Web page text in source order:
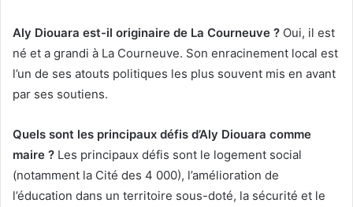
Aly Diouara est-il originaire de La Courneuve ? Oui, il est
né et a grandi à La Courneuve. Son enracinement local est
l’un de ses atouts politiques les plus souvent mis en avant
par ses soutiens.
Quels sont les principaux défis d’Aly Diouara comme
maire ? Les principaux défis sont le logement social
(notamment la Cité des 4 000), l’amélioration de
l’éducation dans un territoire sous-doté, la sécurité et le